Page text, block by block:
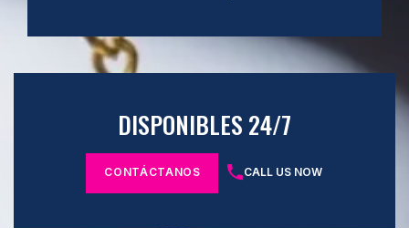
DISPONIBLES 24/7
CONTÁCTANOS CALL US NOW